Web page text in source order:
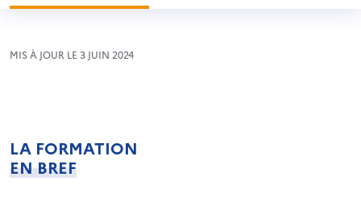
MIS À JOUR LE 3 JUIN 2024
LA FORMATION
EN BREF